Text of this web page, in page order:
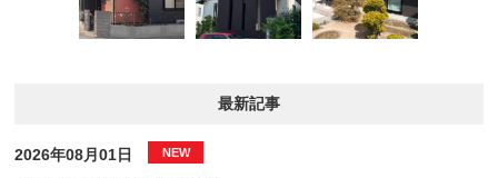
最新記事
2026年08月01日